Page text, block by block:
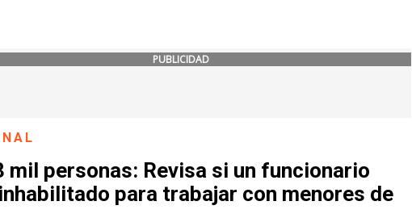
PUBLICIDAD
mil personas: Revisa si un funcionario
para trabajar con menores de